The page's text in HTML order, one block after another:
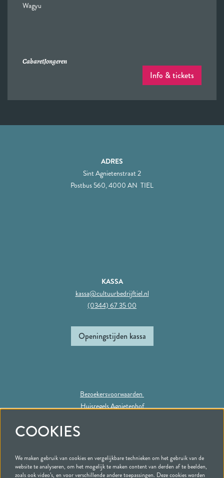
Wagyu
CabaretJongeren
Info & tickets
ADRES
Sint Agnietenstraat 2
Postbus 560, 4000 AN TIEL
KASSA
kassa@cultuurbedrijftiel.nl
(0344) 67 35 00
Openingstijden kassa
Bezoekersvoorwaarden
Huisregels Agnietenhof
Volg ons
COOKIES
We maken gebruik van cookies en vergelijkbare technieken om het gebruik van de
website te analyseren, om het mogelijk te maken content van derden af te beelden,
zoals ook video’s, en voor verschillende andere toepassingen. Deze cookies worden